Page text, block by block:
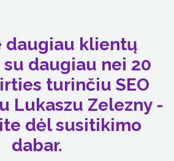
daugiau klientų
daugiau nei 20
turinčiu SEO
Lukaszu Zelezny -
dėl susitikimo
dabar.